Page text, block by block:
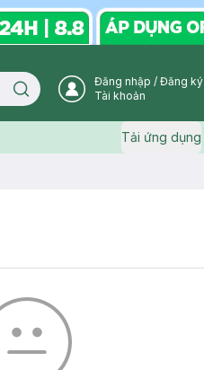
Search icon User Icon
Đăng nhập / Đăng ký
Tài khoản
Tải ứng dụng